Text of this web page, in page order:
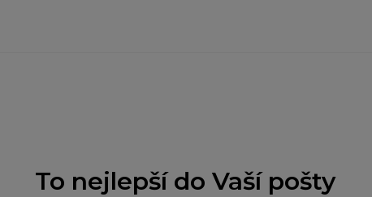
To nejlepší do Vaší pošty